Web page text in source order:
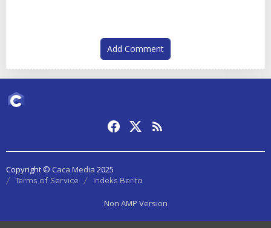
Add Comment
Copyright © Caca Media 2025
Terms of Service Indeks Berita
Non AMP Version